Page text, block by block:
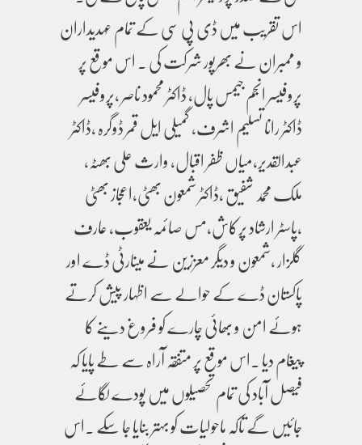
اس تقریب میں ڈی پی سی کے تمام عہدیداران
و ممبران نے بھرپور شرکت کی ۔ اس موقع پر
پروفیسر انجم جیمس پال، ڈاکٹر محمود ناصر ،پروفیسر
ڈاکٹر رانا تسلیم اشرف، گمیلی ایل قمر ڈوگرہ ،ڈاکٹر
عبدالقدیر،میاں ظفر اقبال، وارث علی بھٹہ،
ملک محمد شفیق ،ڈاکٹر شمعون بھٹی،اعجاز بھٹی
،پاسٹر ارشاد پرکاش،مس صائمہ یعقوب، عارف
گلزار ،شمعون و دیگر معززین نے مینارٹی ڈے اور
پاکستان ڈے کے حوالے سے اظہار پیش کرتے
ہوئے امن و بھائی چارے کو فروغ دینے کا
پیغام دیا ۔اس موقع پر متفقہ آراہ سے طے پایا کہ
فیصل آباد کی تمام تحصیلوں میں پودے لگائے
جائیں گے تاکہ ماحولیات کو بہتر بنایا جا سکے ۔اس